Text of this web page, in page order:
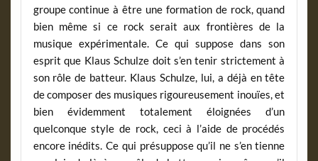
groupe continue à être une formation de rock, quand
bien même si ce rock serait aux frontières de la
musique expérimentale. Ce qui suppose dans son
esprit que Klaus Schulze doit s’en tenir strictement à
son rôle de batteur. Klaus Schulze, lui, a déjà en tête
de composer des musiques rigoureusement inouïes, et
bien évidemment totalement éloignées d’un
quelconque style de rock, ceci à l’aide de procédés
encore inédits. Ce qui présuppose qu’il ne s’en tienne